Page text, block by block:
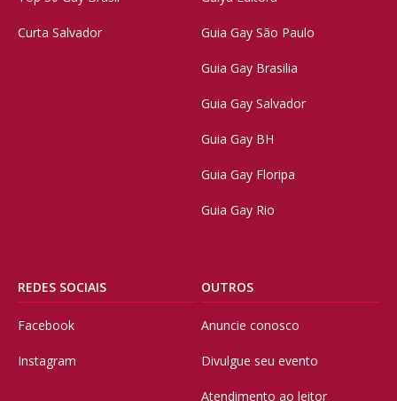
Curta Salvador Guia Gay São Paulo
Guia Gay Brasilia
Guia Gay Salvador
Guia Gay BH
Guia Gay Floripa
Guia Gay Rio
REDES SOCIAIS
Facebook
Instagram
OUTROS
Anuncie conosco
Divulgue seu evento
Atendimento ao leitor